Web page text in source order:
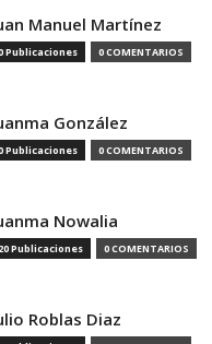
Manuel Martínez
Publicaciones 0 COMENTARIOS
González
Publicaciones 0 COMENTARIOS
Nowalia
20 Publicaciones 0 COMENTARIOS
Roblas Diaz